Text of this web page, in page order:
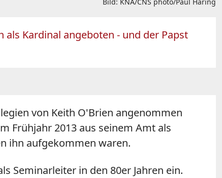
Kardinal angeboten - und der Papst
von Keith O'Brien angenommen
Frühjahr 2013 aus seinem Amt als
ihn aufgekommen waren.
Seminarleiter in den 80er Jahren ein.